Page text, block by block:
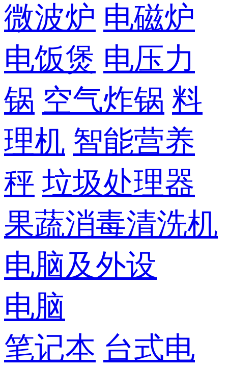
微波炉 电磁炉
电饭煲 电压力
锅 空气炸锅 料
理机 智能营养
秤 垃圾处理器
果蔬消毒清洗机
电脑及外设
电脑
笔记本 台式电